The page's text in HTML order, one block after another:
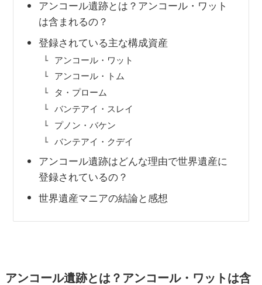
アンコール遺跡とは？アンコール・ワット
は含まれるの？
登録されている主な構成資産
アンコール・ワット
アンコール・トム
タ・プローム
バンテアイ・スレイ
プノン・バケン
バンテアイ・クデイ
アンコール遺跡はどんな理由で世界遺産に
登録されているの？
世界遺産マニアの結論と感想
アンコール遺跡とは？アンコール・ワットは含